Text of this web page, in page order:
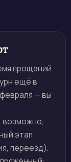
прощаний
ещё в
— вы
возможно,
этап
переезд).